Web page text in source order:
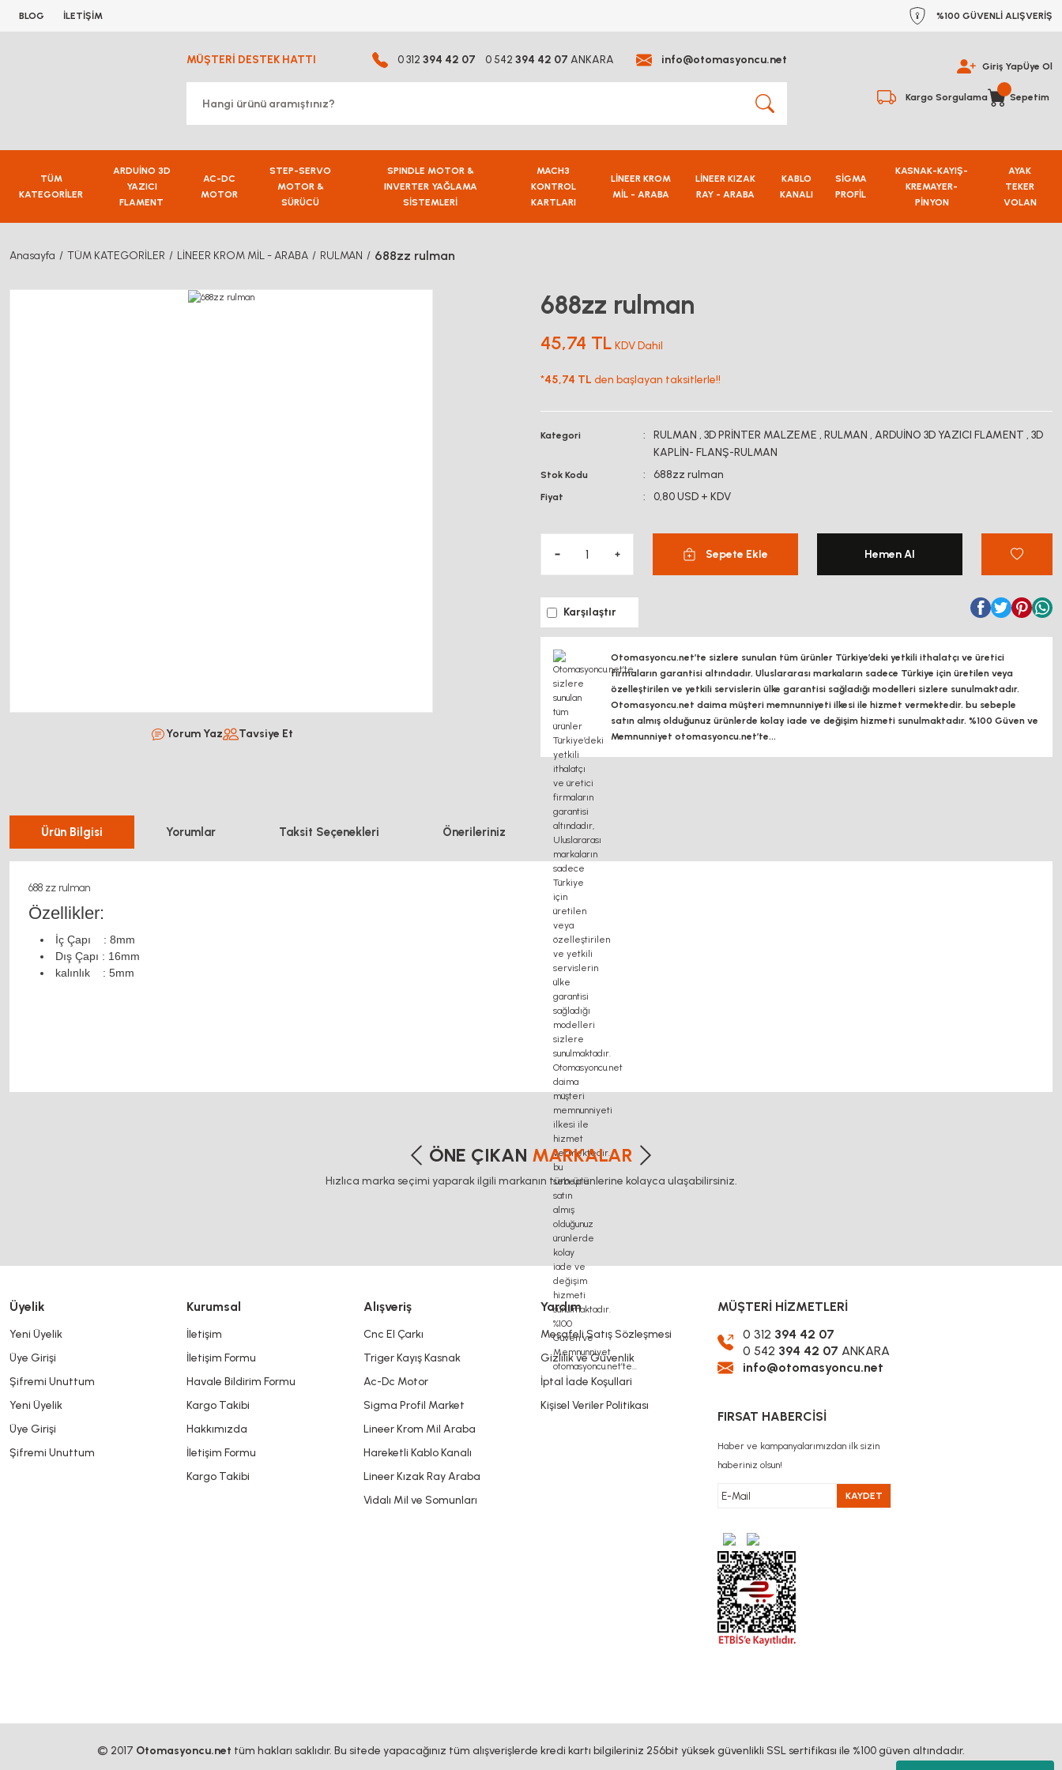
BLOG İLETİŞİM %100 GÜVENLİ ALIŞVERİŞ
MÜŞTERİ DESTEK HATTI 0 312 394 42 07 0 542 394 42 07 ANKARA info@otomasyoncu.net Giriş YapÜye Ol
Kargo Sorgulama Sepetim
TÜM
KATEGORİLER
ARDUİNO 3D
YAZICI
FLAMENT
AC-DC
MOTOR
STEP-SERVO
MOTOR &
SÜRÜCÜ
SPINDLE MOTOR &
INVERTER YAĞLAMA
SİSTEMLERİ
MACH3
KONTROL
KARTLARI
LİNEER KROM
MİL - ARABA
LİNEER KIZAK
RAY - ARABA
KABLO
KANALI
SİGMA
PROFİL
KASNAK-KAYIŞ-
KREMAYER-
PİNYON
AYAK
TEKER
VOLAN
Anasayfa TÜM KATEGORİLER LİNEER KROM MİL - ARABA RULMAN 688zz rulman
Yorum Yaz Tavsiye Et
688zz rulman
45,74 TL KDV Dahil
*45,74 TL den başlayan taksitlerle!!
Kategori RULMAN , 3D PRİNTER MALZEME , RULMAN , ARDUİNO 3D YAZICI FLAMENT , 3D
KAPLİN- FLANŞ-RULMAN
Stok Kodu 688zz rulman
Fiyat 0,80 USD + KDV
Sepete Ekle Hemen Al
Karşılaştır
Otomasyoncu.net’te sizlere sunulan tüm ürünler Türkiye’deki yetkili ithalatçı ve üretici
firmaların garantisi altındadır, Uluslararası markaların sadece Türkiye için üretilen veya
özelleştirilen ve yetkili servislerin ülke garantisi sağladığı modelleri sizlere sunulmaktadır.
Otomasyoncu.net daima müşteri memnunniyeti ilkesi ile hizmet vermektedir. bu sebeple
satın almış olduğunuz ürünlerde kolay iade ve değişim hizmeti sunulmaktadır. %100 Güven ve
Memnunniyet otomasyoncu.net’te...
Ürün Bilgisi Yorumlar Taksit Seçenekleri Önerileriniz
688 zz rulman
Özellikler:
İç Çapı : 8mm
Dış Çapı : 16mm
kalınlık : 5mm
rulman motor kaplin fiyatları, sigma profil, 3d yazıcı, kremayer dişli, 45x45 sigma profil, delta haberleşme kablosu, delta plc fiyat, konveyör bant, kramiyer dişli, mantar stop, otomatik yağlama sistemleri, rulolu konveyör fiyatları, 12v 50a güç kaynağı, 2kw
servo motor, 20x20 sigma profil, 20x20 sigma profil somunu, 22 5 180 sigma alüminyum, 30*30 profil, 3d printer elektronik kit, 3d printer kit, 3d yazıcı fiyat, 40mm indüksiyonlu mil fiyatı, 40x80 sigma profil, 45x45 sigma profil fiyat, 45x90 sigma profil, 45 kw
Bu ürüne ilk yorumu siz yapın!
Yorum Yaz
Bu ürünün fiyat bilgisi, resim, ürün açıklamalarında ve diğer konularda yetersiz gördüğünüz noktaları öneri formunu kullanarak tarafımıza iletebilirsiniz.
ÖNE ÇIKAN MARKALAR
Hızlıca marka seçimi yaparak ilgili markanın tüm ürünlerine kolayca ulaşabilirsiniz.
Üyelik
Yeni Üyelik
Üye Girişi
Şifremi Unuttum
Yeni Üyelik
Üye Girişi
Şifremi Unuttum
Kurumsal
İletişim
İletişim Formu
Havale Bildirim Formu
Kargo Takibi
Hakkımızda
İletişim Formu
Kargo Takibi
Alışveriş
Cnc El Çarkı
Triger Kayış Kasnak
Ac-Dc Motor
Sigma Profil Market
Lineer Krom Mil Araba
Hareketli Kablo Kanalı
Lineer Kızak Ray Araba
Vidalı Mil ve Somunları
Yardım
Mesafeli Satış Sözleşmesi
Gizlilik ve Güvenlik
İptal İade Koşullari
Kişisel Veriler Politikası
MÜŞTERİ HİZMETLERİ
0 312 394 42 07
0 542 394 42 07 ANKARA
info@otomasyoncu.net
FIRSAT HABERCİSİ
Haber ve kampanyalarımızdan ilk sizin
haberiniz olsun!
KAYDET
© 2017 Otomasyoncu.net tüm hakları saklıdır. Bu sitede yapacağınız tüm alışverişlerde kredi kartı bilgileriniz 256bit yüksek güvenlikli SSL sertifikası ile %100 güven altındadır.